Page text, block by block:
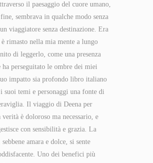
il paesaggio del cuore umano,
sembrava in qualche modo senza
viaggiatore senza destinazione. Era
rimasto nella mia mente a lungo
di leggerlo, come una presenza
ha perseguitato le ombre dei miei
impatto sia profondo libro italiano
suoi temi e personaggi una fonte di
Il viaggio di Deena per
è doloroso ma necessario, e
con sensibilità e grazia. La
amara e dolce, si sente
Uno dei benefici più